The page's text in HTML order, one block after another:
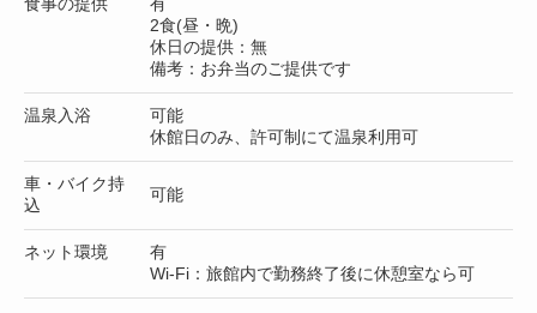
2食(昼・晩)
休日の提供：無
備考：お弁当のご提供です
温泉入浴
可能
休館日のみ、許可制にて温泉利用可
車・バイク持
込
可能
ネット環境
有
Wi-Fi：旅館内で勤務終了後に休憩室なら可